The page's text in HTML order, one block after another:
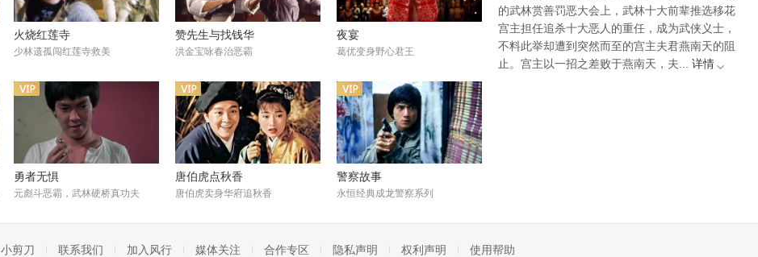
火烧红莲寺
少林遗孤闯红莲寺救美
赞先生与找钱华
洪金宝咏春治恶霸
夜宴
葛优变身野心君王
勇者无惧
元彪斗恶霸，武林硬桥真功夫
唐伯虎点秋香
唐伯虎卖身华府追秋香
警察故事
永恒经典成龙警察系列
的武林赏善罚恶大会上，武林十大前辈推选移花
宫主担任追杀十大恶人的重任，成为武侠义士，
不料此举却遭到突然而至的宫主夫君燕南天的阻
止。宫主以一招之差败于燕南天，夫...
详情
小剪刀 联系我们 加入风行 媒体关注 合作专区 隐私声明 权利声明 使用帮助